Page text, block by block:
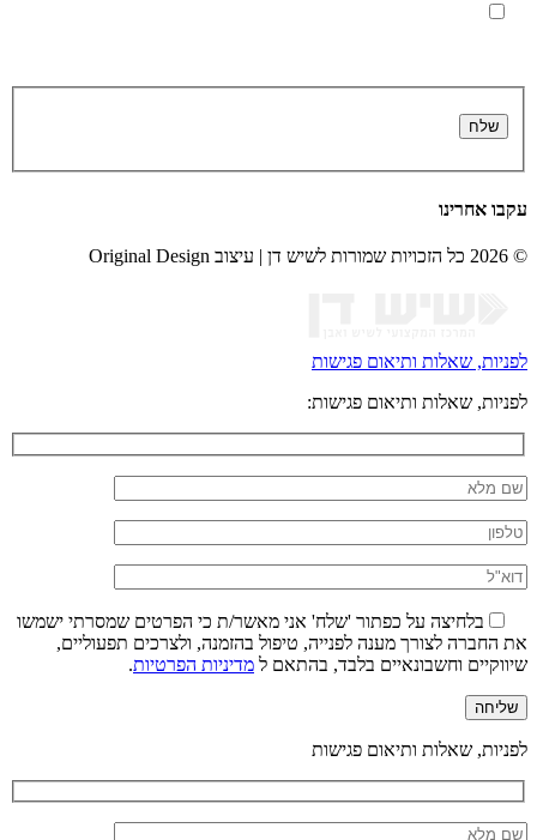
עקבו אחרינו
© 2026 כל הזכויות שמורות לשיש דן | עיצוב Original Design
לפניות, שאלות ותיאום פגישות
לפניות, שאלות ותיאום פגישות:
בלחיצה על כפתור 'שלח' אני מאשר/ת כי הפרטים שמסרתי ישמשו
את החברה לצורך מענה לפנייה, טיפול בהזמנה, ולצרכים תפעוליים,
שיווקיים וחשבונאיים בלבד, בהתאם ל מדיניות הפרטיות.
לפניות, שאלות ותיאום פגישות